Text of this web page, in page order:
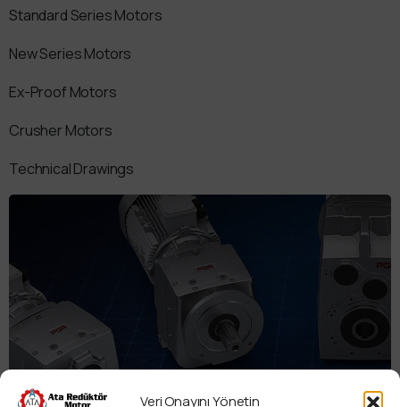
Veri Onayını Yönetin
Standard Series Motors
New Series Motors
Ex-Proof Motors
Crusher Motors
Technical Drawings